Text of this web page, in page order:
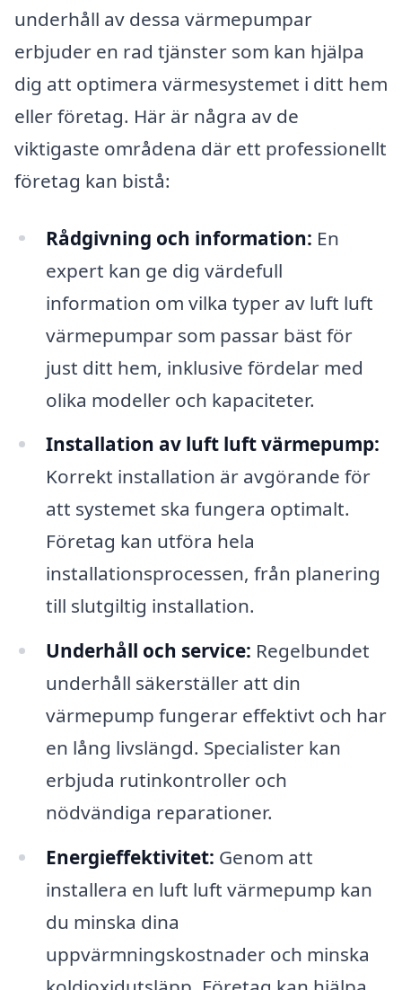
underhåll av dessa värmepumpar
erbjuder en rad tjänster som kan hjälpa
dig att optimera värmesystemet i ditt hem
eller företag. Här är några av de
viktigaste områdena där ett professionellt
företag kan bistå:
Rådgivning och information: En
expert kan ge dig värdefull
information om vilka typer av luft luft
värmepumpar som passar bäst för
just ditt hem, inklusive fördelar med
olika modeller och kapaciteter.
Installation av luft luft värmepump:
Korrekt installation är avgörande för
att systemet ska fungera optimalt.
Företag kan utföra hela
installationsprocessen, från planering
till slutgiltig installation.
Underhåll och service: Regelbundet
underhåll säkerställer att din
värmepump fungerar effektivt och har
en lång livslängd. Specialister kan
erbjuda rutinkontroller och
nödvändiga reparationer.
Energieffektivitet: Genom att
installera en luft luft värmepump kan
du minska dina
uppvärmningskostnader och minska